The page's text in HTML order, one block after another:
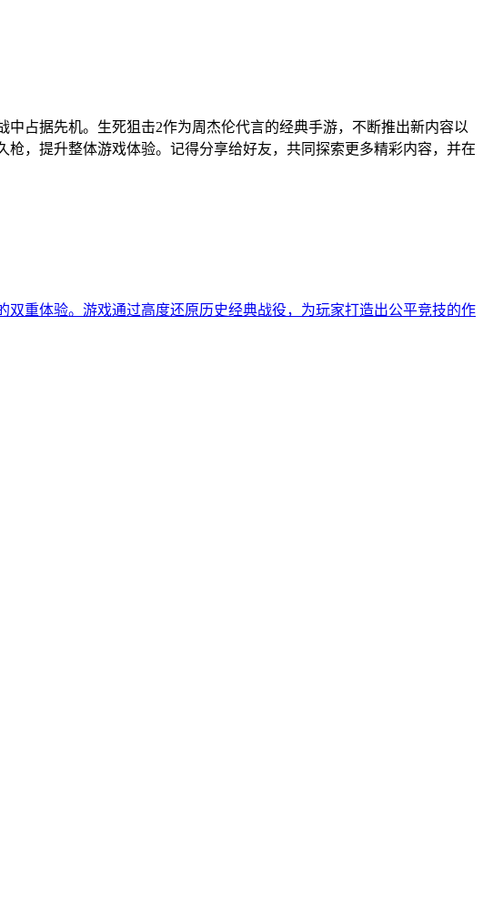
占据先机。生死狙击2作为周杰伦代言的经典手游，不断推出新内容以
，提升整体游戏体验。记得分享给好友，共同探索更多精彩内容，并在
重体验。游戏通过高度还原历史经典战役，为玩家打造出公平竞技的作